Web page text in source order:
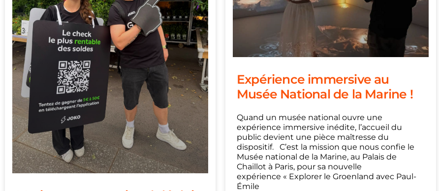
Expérience immersive au
Musée National de la Marine !
Quand un musée national ouvre une
expérience immersive inédite, l’accueil du
public devient une pièce maîtresse du
dispositif. C’est la mission que nous confie le
Musée national de la Marine, au Palais de
Chaillot à Paris, pour sa nouvelle
expérience « Explorer le Groenland avec Paul-
Émile